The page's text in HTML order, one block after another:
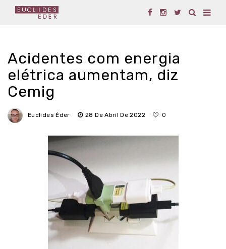
Acidentes com energia
elétrica aumentam, diz
Cemig
Euclides Éder 28 De Abril De 2022 0